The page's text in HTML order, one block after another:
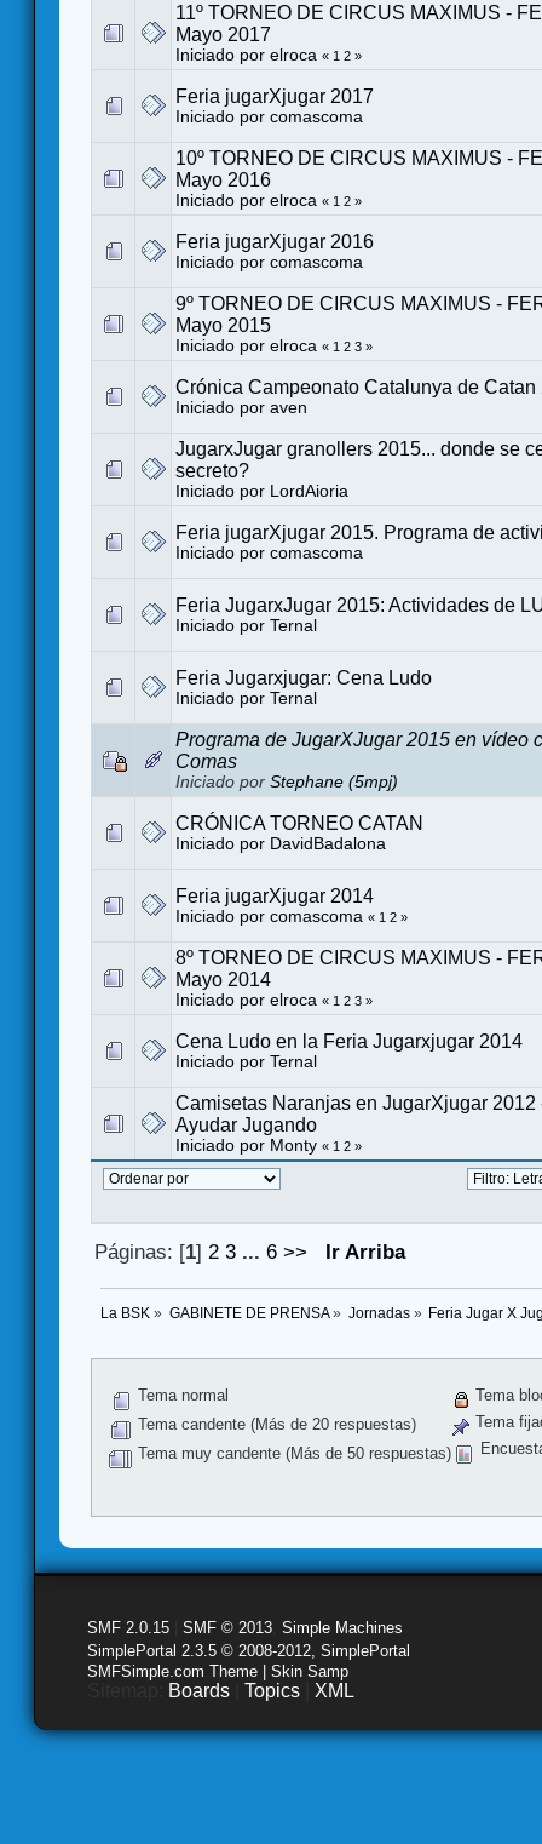
11º TORNEO DE CIRCUS MAXIMUS -
Mayo 2017
Iniciado por elroca « 1 2 »
Feria jugarXjugar 2017
Iniciado por comascoma
10º TORNEO DE CIRCUS MAXIMUS -
Mayo 2016
Iniciado por elroca « 1 2 »
Feria jugarXjugar 2016
Iniciado por comascoma
9º TORNEO DE CIRCUS MAXIMUS -
Mayo 2015
Iniciado por elroca « 1 2 3 »
Crónica Campeonato Catalunya de Catan
Iniciado por aven
JugarxJugar granollers 2015... donde se
secreto?
Iniciado por LordAioria
Feria jugarXjugar 2015. Programa de
Iniciado por comascoma
Feria JugarxJugar 2015: Actividades de
Iniciado por Ternal
Feria Jugarxjugar: Cena Ludo
Iniciado por Ternal
Programa de JugarXJugar 2015 en vídeo
Comas
Iniciado por Stephane (5mpj)
CRÓNICA TORNEO CATAN
Iniciado por DavidBadalona
Feria jugarXjugar 2014
Iniciado por comascoma « 1 2 »
8º TORNEO DE CIRCUS MAXIMUS -
Mayo 2014
Iniciado por elroca « 1 2 3 »
Cena Ludo en la Feria Jugarxjugar 2014
Iniciado por Ternal
Camisetas Naranjas en JugarXjugar 2012
Ayudar Jugando
Iniciado por Monty « 1 2 »
Páginas: [1] 2 3 ...6 >> Ir Arriba
La BSK » GABINETE DE PRENSA» Jornadas» Feria Jugar X
Tema normal
Tema candente (Más de 20 respuestas)
Tema muy candente (Más de 50 respuestas)
Tema
Tema
SMF 2.0.15 SMF © 2013 Simple Machines
SimplePortal 2.3.5 © 2008-2012, SimplePortal
SMFSimple.com Theme | Skin Samp
Boards Topics XML